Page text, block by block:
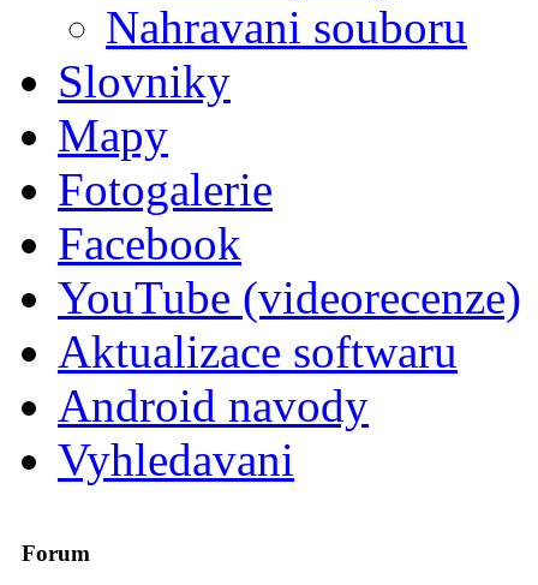
Nahravani souboru
Slovniky
Mapy
Fotogalerie
Facebook
YouTube (videorecenze)
Aktualizace softwaru
Android navody
Vyhledavani
Forum